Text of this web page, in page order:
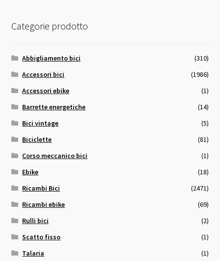
Categorie prodotto
Abbigliamento bici
(310)
Accessori bici
(1986)
Accessori ebike
(1)
Barrette energetiche
(14)
Bici vintage
(5)
Biciclette
(81)
Corso meccanico bici
(1)
Ebike
(18)
Ricambi Bici
(2471)
Ricambi ebike
(69)
Rulli bici
(2)
Scatto fisso
(1)
Talaria
(1)